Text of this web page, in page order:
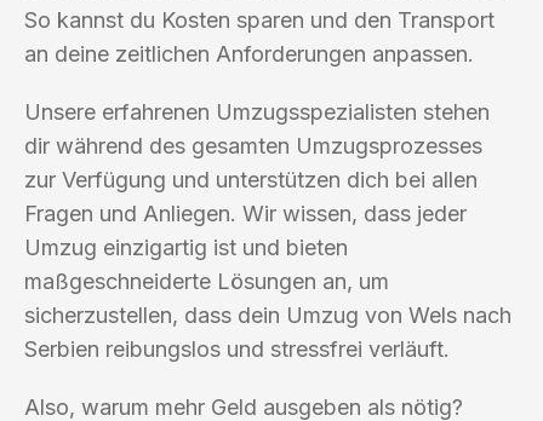
So kannst du Kosten sparen und den Transport
an deine zeitlichen Anforderungen anpassen.
Unsere erfahrenen Umzugsspezialisten stehen
dir während des gesamten Umzugsprozesses
zur Verfügung und unterstützen dich bei allen
Fragen und Anliegen. Wir wissen, dass jeder
Umzug einzigartig ist und bieten
maßgeschneiderte Lösungen an, um
sicherzustellen, dass dein Umzug von Wels nach
Serbien reibungslos und stressfrei verläuft.
Also, warum mehr Geld ausgeben als nötig?